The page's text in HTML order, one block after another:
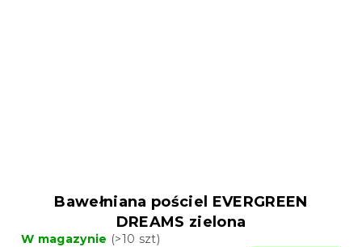
Bawełniana pościel EVERGREEN
DREAMS zielona
W magazynie (>10 szt)